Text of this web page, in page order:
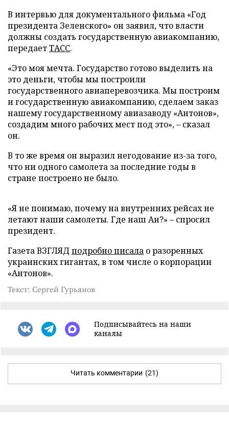
В интервью для документального фильма «Год
президента Зеленского» он заявил, что власти
должны создать государственную авиакомпанию,
передаетТАСС.
«Это моя мечта. Государство готово выделить на
это деньги, чтобы мы построили
государственного авиаперевозчика. Мы построим
и государственную авиакомпанию, сделаем заказ
нашему государственному авиазаводу «Антонов»,
создадим много рабочих мест под это», – сказал
он.
В то же время он выразил негодование из-за того,
что ни одного самолета за последние годы в
стране построено не было.
«Я не понимаю, почему на внутренних рейсах не
летают наши самолеты. Где наш Ан?» – спросил
президент.
Газета ВЗГЛЯД подробно писала о разоренных
украинских гигантах, в том числе о корпорации
«Антонов».
Текст: Сергей Гурьянов
Подписывайтесь на наши
каналы
Читать комментарии (21)